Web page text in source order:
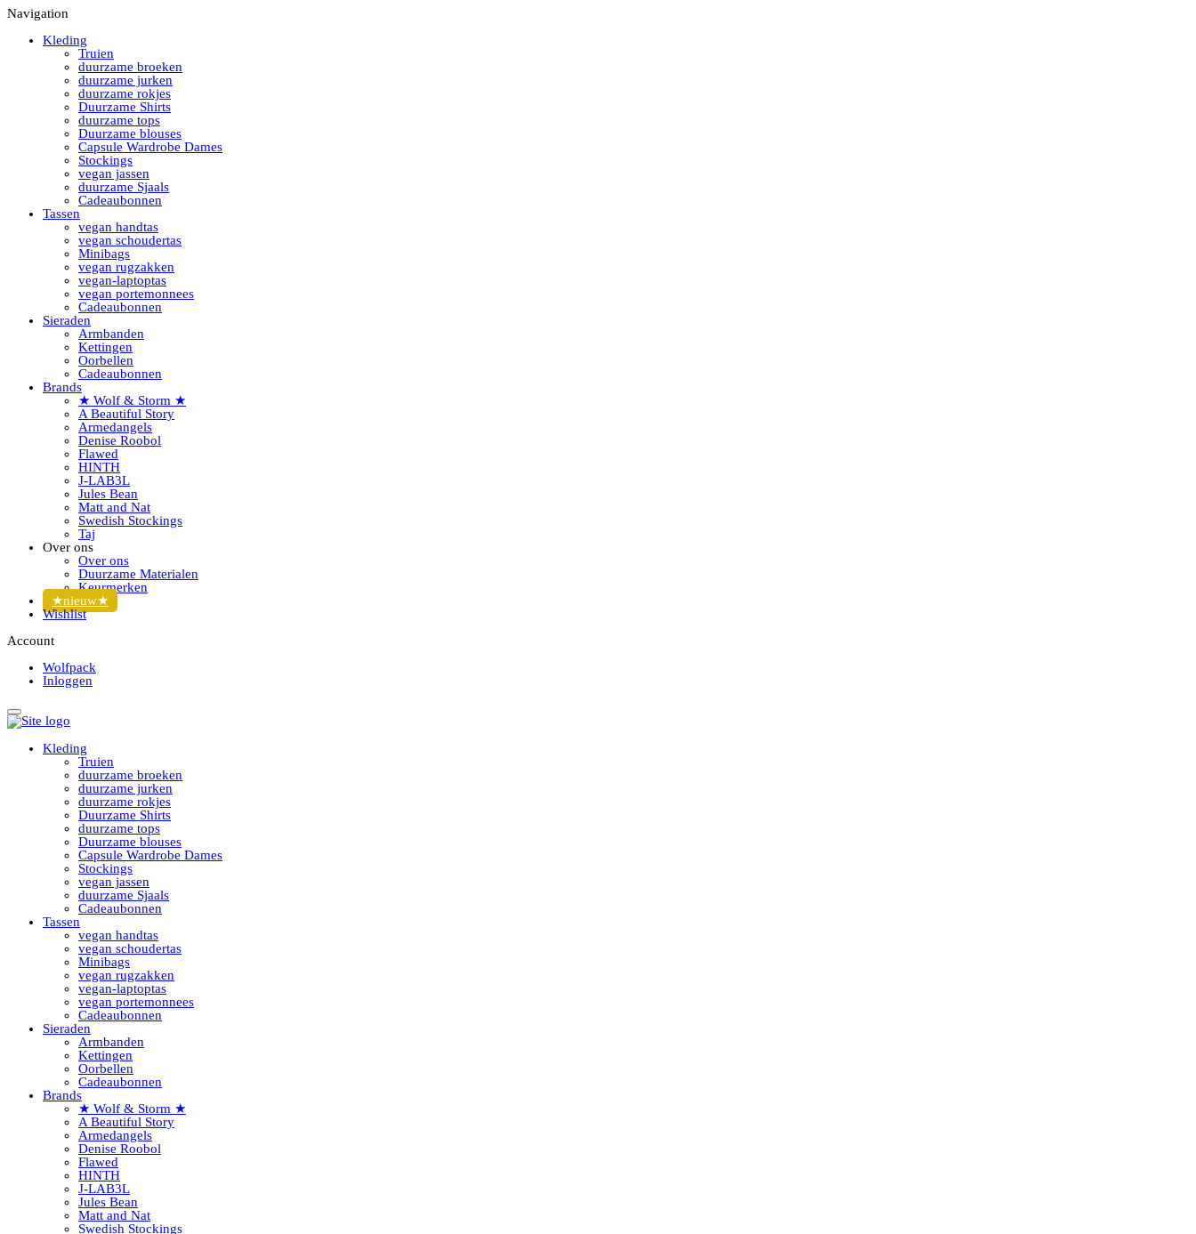
Navigation
Kleding
Truien
duurzame broeken
duurzame jurken
duurzame rokjes
Duurzame Shirts
duurzame tops
Duurzame blouses
Capsule Wardrobe Dames
Stockings
vegan jassen
duurzame Sjaals
Cadeaubonnen
Tassen
vegan handtas
vegan schoudertas
Minibags
vegan rugzakken
vegan-laptoptas
vegan portemonnees
Cadeaubonnen
Sieraden
Armbanden
Kettingen
Oorbellen
Cadeaubonnen
Brands
★ Wolf & Storm ★
A Beautiful Story
Armedangels
Denise Roobol
Flawed
HINTH
J-LAB3L
Jules Bean
Matt and Nat
Swedish Stockings
Taj
Over ons
Over ons
Duurzame Materialen
Keurmerken
★nieuw★
Wishlist
Account
Wolfpack
Inloggen
Kleding
Truien
duurzame broeken
duurzame jurken
duurzame rokjes
Duurzame Shirts
duurzame tops
Duurzame blouses
Capsule Wardrobe Dames
Stockings
vegan jassen
duurzame Sjaals
Cadeaubonnen
Tassen
vegan handtas
vegan schoudertas
Minibags
vegan rugzakken
vegan-laptoptas
vegan portemonnees
Cadeaubonnen
Sieraden
Armbanden
Kettingen
Oorbellen
Cadeaubonnen
Brands
★ Wolf & Storm ★
A Beautiful Story
Armedangels
Denise Roobol
Flawed
HINTH
J-LAB3L
Jules Bean
Matt and Nat
Swedish Stockings